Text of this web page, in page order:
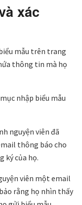
xác
mẫu trên trang
thông tin mà họ
nhập biểu mẫu
nguyện viên đã
thông báo cho
ký của họ.
viên một email
rằng họ nhìn thấy